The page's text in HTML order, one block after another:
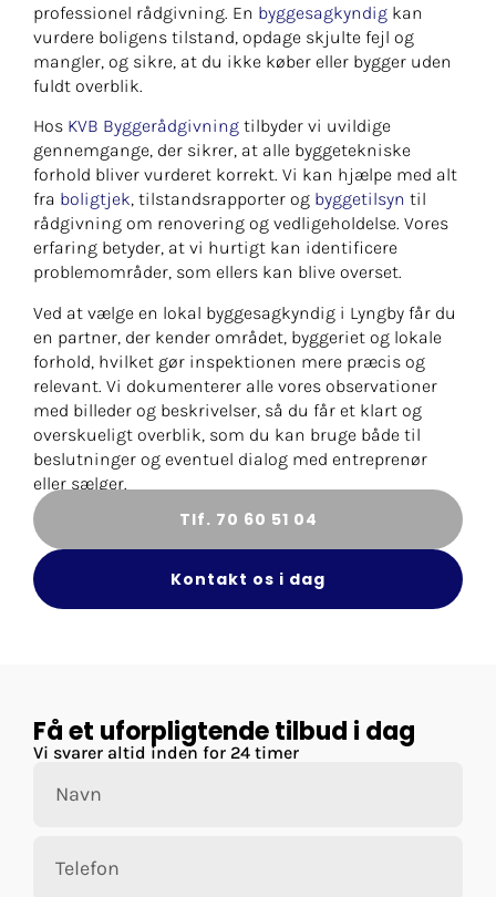
professionel rådgivning. En byggesagkyndig kan
vurdere boligens tilstand, opdage skjulte fejl og
mangler, og sikre, at du ikke køber eller bygger uden
fuldt overblik.
Hos KVB Byggerådgivning tilbyder vi uvildige
gennemgange, der sikrer, at alle byggetekniske
forhold bliver vurderet korrekt. Vi kan hjælpe med alt
fra boligtjek, tilstandsrapporter og byggetilsyn til
rådgivning om renovering og vedligeholdelse. Vores
erfaring betyder, at vi hurtigt kan identificere
problemområder, som ellers kan blive overset.
Ved at vælge en lokal byggesagkyndig i Lyngby får du
en partner, der kender området, byggeriet og lokale
forhold, hvilket gør inspektionen mere præcis og
relevant. Vi dokumenterer alle vores observationer
med billeder og beskrivelser, så du får et klart og
overskueligt overblik, som du kan bruge både til
beslutninger og eventuel dialog med entreprenør
eller sælger.
Tlf. 70 60 51 04
Kontakt os i dag
Få et uforpligtende tilbud i dag
Vi svarer altid inden for 24 timer